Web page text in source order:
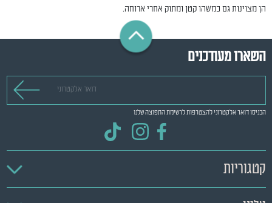
הן מצוינות גם כמשהו קטן ומתוק אחרי ארוחה.
השארו מעודכנים
הכניסו דואר אלקטרוני להצטרפות לרשימת התפוצה שלנו
קטגוריות